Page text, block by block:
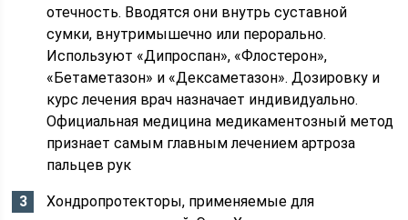
отечность. Вводятся они внутрь суставной
сумки, внутримышечно или перорально.
Используют «Дипроспан», «Флостерон»,
«Бетаметазон» и «Дексаметазон». Дозировку и
курс лечения врач назначает индивидуально.
Официальная медицина медикаментозный метод
признает самым главным лечением артроза
пальцев рук
Хондропротекторы, применяемые для